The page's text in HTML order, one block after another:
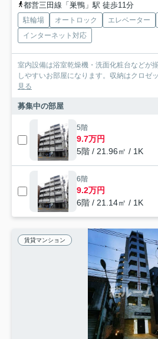
都営三田線「巣鴨」駅 徒歩11分
駐輪場 オートロック エレベーター
インターネット対応
室内設備は浴室乾燥機・洗面化粧台などが
しやすいお部屋になります。収納はクロゼ
見る
募集中の部屋
5階
9.7万円
5階 / 21.96㎡ / 1K
6階
9.2万円
6階 / 21.14㎡ / 1K
賃貸マンション